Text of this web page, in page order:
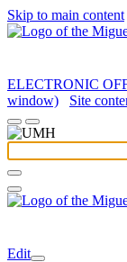
Skip to main content
ELECTRONIC
window)
Site
Edit